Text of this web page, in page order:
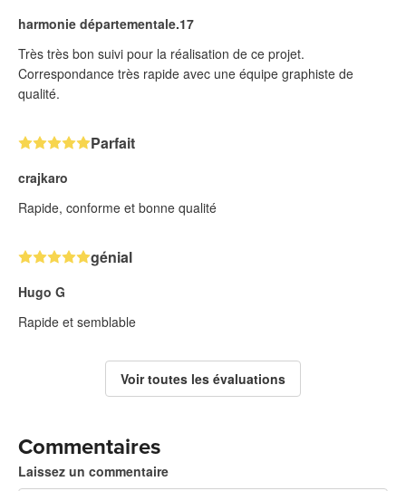
harmonie départementale.17
Très très bon suivi pour la réalisation de ce projet.
Correspondance très rapide avec une équipe graphiste de
qualité.
Parfait
crajkaro
Rapide, conforme et bonne qualité
génial
Hugo G
Rapide et semblable
Voir toutes les évaluations
Commentaires
Laissez un commentaire